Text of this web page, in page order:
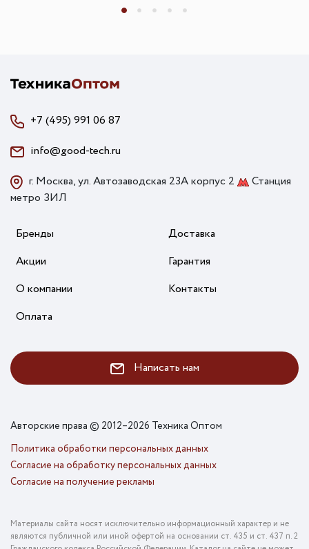
+7 (495) 991 06 87
info@good-tech.ru
г. Москва, ул. Автозаводская 23А корпус 2
Станция
метро ЗИЛ
Бренды
Акции
О компании
Оплата
Доставка
Гарантия
Контакты
Написать нам
Авторские права © 2012–2026 Техника Оптом
Политика обработки персональных данных
Согласие на обработку персональных данных
Согласие на получение рекламы
Материалы сайта носят исключительно информационный характер и не
являются публичной или иной офертой на основании ст. 435 и ст. 437 п. 2